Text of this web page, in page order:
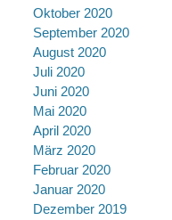
Oktober 2020
September 2020
August 2020
Juli 2020
Juni 2020
Mai 2020
April 2020
März 2020
Februar 2020
Januar 2020
Dezember 2019